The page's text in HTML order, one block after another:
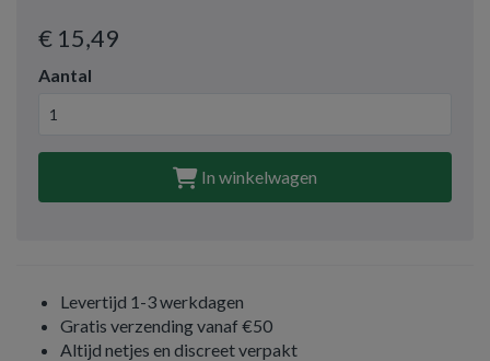
€ 15,49
Aantal
In winkelwagen
Levertijd 1-3 werkdagen
Gratis verzending vanaf €50
Altijd netjes en discreet verpakt